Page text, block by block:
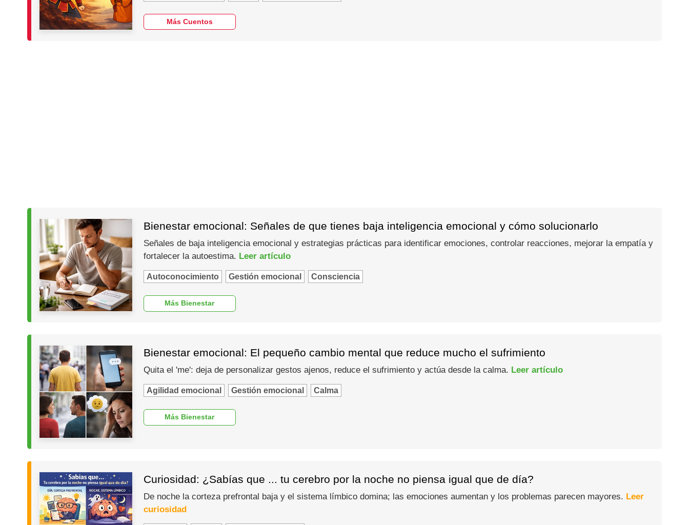
Más Cuentos
Bienestar emocional: Señales de que tienes baja inteligencia emocional y cómo solucionarlo
Señales de baja inteligencia emocional y estrategias prácticas para identificar emociones, controlar reacciones, mejorar la empatía y
fortalecer la autoestima. Leer artículo
Autoconocimiento Gestión emocional Consciencia
Más Bienestar
Bienestar emocional: El pequeño cambio mental que reduce mucho el sufrimiento
Quita el 'me': deja de personalizar gestos ajenos, reduce el sufrimiento y actúa desde la calma. Leer artículo
Agilidad emocional Gestión emocional Calma
Más Bienestar
Curiosidad: ¿Sabías que ... tu cerebro por la noche no piensa igual que de día?
De noche la corteza prefrontal baja y el sistema límbico domina; las emociones aumentan y los problemas parecen mayores. Leer
curiosidad